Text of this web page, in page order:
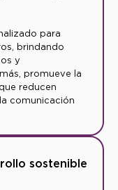
para
brindando
y
promueve la
reducen
comunicación
sostenible